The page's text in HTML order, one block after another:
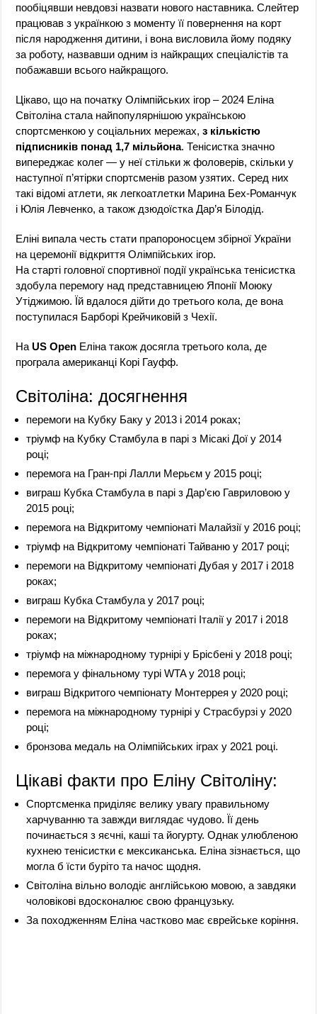
пообіцявши невдовзі назвати нового наставника. Слейтер
працював з українкою з моменту її повернення на корт
після народження дитини, і вона висловила йому подяку
за роботу, назвавши одним із найкращих спеціалістів та
побажавши всього найкращого.
Цікаво, що на початку Олімпійських ігор – 2024 Еліна
Світоліна стала найпопулярнішою українською
спортсменкою у соціальних мережах,з кількістю
підписників понад 1,7 мільйона. Тенісистка значно
випереджає колег — у неї стільки ж фоловерів, скільки у
наступної п’ятірки спортсменів разом узятих. Серед них
такі відомі атлети, як легкоатлетки Марина Бех-Романчук
і Юлія Левченко, а також дзюдоїстка Дар’я Білодід.
Еліні випала честь стати прапороносцем збірної України
на церемонії відкриття Олімпійських ігор.
На старті головної спортивної події українська тенісистка
здобула перемогу над представницею Японії Моюку
Утіджимою. Їй вдалося дійти до третього кола, де вона
поступилася Барборі Крейчиковій з Чехії.
НаUS Open Еліна також досягла третього кола, де
програла американці Корі Гауфф.
Світоліна: досягнення
перемоги на Кубку Баку у 2013 і 2014 роках;
тріумф на Кубку Стамбула в парі з Місакі Дої у 2014
році;
перемога на Гран-прі Лалли Мерьєм у 2015 році;
виграш Кубка Стамбула в парі з Дар’єю Гавриловою у
2015 році;
перемога на Відкритому чемпіонаті Малайзії у 2016 році;
тріумф на Відкритому чемпіонаті Тайваню у 2017 році;
перемоги на Відкритому чемпіонаті Дубая у 2017 і 2018
роках;
виграш Кубка Стамбула у 2017 році;
перемоги на Відкритому чемпіонаті Італії у 2017 і 2018
роках;
тріумф на міжнародному турнірі у Брісбені у 2018 році;
перемога у фінальному турі WTA у 2018 році;
виграш Відкритого чемпіонату Монтеррея у 2020 році;
перемога на міжнародному турнірі у Страсбурзі у 2020
році;
бронзова медаль на Олімпійських іграх у 2021 році.
Цікаві факти про Еліну Світоліну:
Спортсменка приділяє велику увагу правильному
харчуванню та завжди виглядає чудово. Її день
починається з яєчні, каші та йогурту. Однак улюбленою
кухнею тенісистки є мексиканська. Еліна зізнається, що
могла б їсти буріто та начос щодня.
Світоліна вільно володіє англійською мовою, а завдяки
чоловікові вдосконалює свою французьку.
За походженням Еліна частково має єврейське коріння.